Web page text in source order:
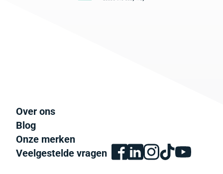
Over ons
Blog
Onze merken
Veelgestelde vragen